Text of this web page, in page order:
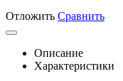
Отложить Сравнить
Описание
Характеристики